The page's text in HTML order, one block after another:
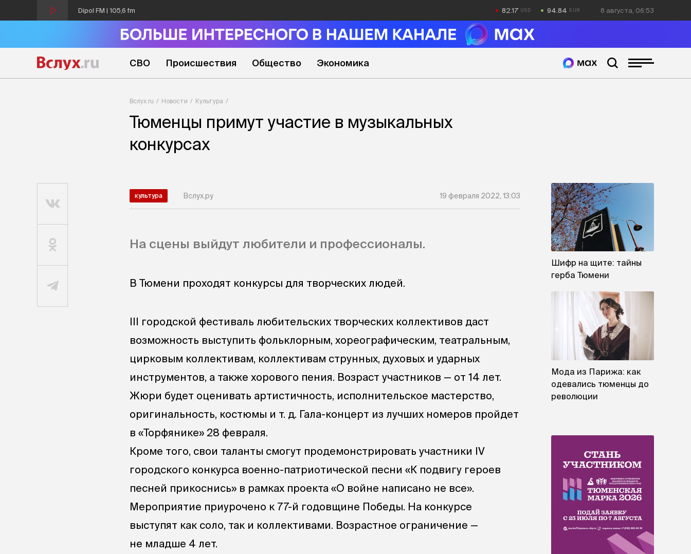
Dipol FM | 105,6 fm 82.17 94.84 8 августа, 06:53
СВО Происшествия Общество Экономика
Вслух.ru Новости Культура
Тюменцы примут участие в музыкальных
конкурсах
культура Вслух.ру 19 февраля 2022, 13:03
На сцены выйдут любители и профессионалы.
В Тюмени проходят конкурсы для творческих людей.
III городской фестиваль любительских творческих коллективов даст
возможность выступить фольклорным, хореографическим, театральным,
цирковым коллективам, коллективам струнных, духовых и ударных
инструментов, а также хорового пения. Возраст участников — от 14 лет.
Жюри будет оценивать артистичность, исполнительское мастерство,
оригинальность, костюмы и т. д. Гала-концерт из лучших номеров пройдет
в «Торфянике» 28 февраля.
Кроме того, свои таланты смогут продемонстрировать участники IV
городского конкурса военно-патриотической песни «К подвигу героев
песней прикоснись» в рамках проекта «О войне написано не все».
Мероприятие приурочено к 77-й годовщине Победы. На конкурсе
выступят как соло, так и коллективами. Возрастное ограничение —
не младше 4 лет.
Шифр на щите: тайны
герба Тюмени
Мода из Парижа: как
одевались тюменцы до
революции